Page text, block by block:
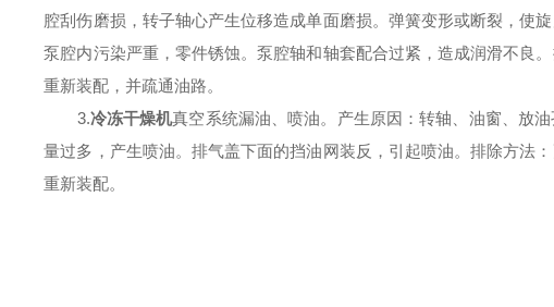
腔刮伤磨损，转子轴心产生位移造成单面磨损。弹簧变形或断裂，使
泵腔内污染严重，零件锈蚀。泵腔轴和轴套配合过紧，造成润滑不良
重新装配，并疏通油路。
3.冷冻干燥机真空系统漏油、喷油。产生原因：转轴、油窗、放
量过多，产生喷油。排气盖下面的挡油网装反，引起喷油。排除方法
重新装配。